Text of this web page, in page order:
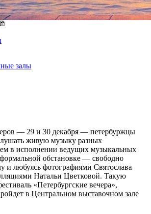
,19.00-30 декабря 2017, суббота
залы
— 29 и 30 декабря — петербуржцы
живую музыку разных
в исполнении ведущих музыкальных
обстановке — свободно
и любуясь фотографиями Святослава
Натальи Цветковой. Такую
«Петербургские вечера»,
в Центральном выставочном зале